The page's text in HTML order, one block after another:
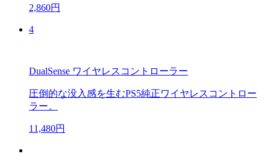
2,860円
4
DualSense ワイヤレスコントローラー
圧倒的な没入感を生むPS5純正ワイヤレスコントロー
ラー。
11,480円